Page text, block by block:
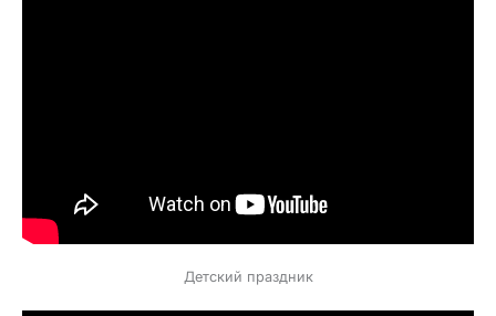
Детский праздник